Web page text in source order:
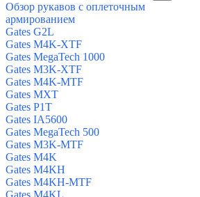
Обзор рукавов с оплеточным
армированием
Gates G2L
Gates M4K-XTF
Gates MegaTech 1000
Gates M3K-XTF
Gates M4K-MTF
Gates MXT
Gates P1T
Gates IA5600
Gates MegaTech 500
Gates M3K-MTF
Gates M4K
Gates M4KH
Gates M4KH-MTF